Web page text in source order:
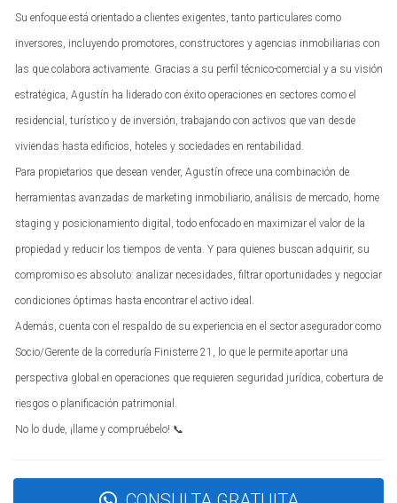
localidad. No contar con esta licencia puede llevar a
multas considerables y al cierre forzoso del negocio.
Sanciones por Incumplimiento
Las autoridades locales están cada vez más atentas a las
irregularidades en el sector de alquileres vacacionales. Las
Multas económicas que pueden alcanzar miles de
euros.
Prohibición temporal o permanente de operar como
alquiler vacacional.
Reclamos vecinales que pueden complicar aún más
la situación.
Consejos para Mitigar Riesgos Normativos
Asegúrate de obtener todas las licencias necesarias
regulaciones locales.
Su enfoque está orientado a clientes exigentes, tanto particulares como
inversores, incluyendo promotores, constructores y agencias inmobiliarias con
las que colabora activamente. Gracias a su perfil técnico-comercial y a su visión
estratégica, Agustín ha liderado con éxito operaciones en sectores como el
residencial, turístico y de inversión, trabajando con activos que van desde
viviendas hasta edificios, hoteles y sociedades en rentabilidad.
Para propietarios que desean vender, Agustín ofrece una combinación de
herramientas avanzadas de marketing inmobiliario, análisis de mercado, home
staging y posicionamiento digital, todo enfocado en maximizar el valor de la
propiedad y reducir los tiempos de venta. Y para quienes buscan adquirir, su
compromiso es absoluto: analizar necesidades, filtrar oportunidades y negociar
condiciones óptimas hasta encontrar el activo ideal.
Además, cuenta con el respaldo de su experiencia en el sector asegurador como
Socio/Gerente de la correduría Finisterre 21, lo que le permite aportar una
perspectiva global en operaciones que requieren seguridad jurídica, cobertura de
riesgos o planificación patrimonial.
No lo dude, ¡llame y compruébelo! 📞